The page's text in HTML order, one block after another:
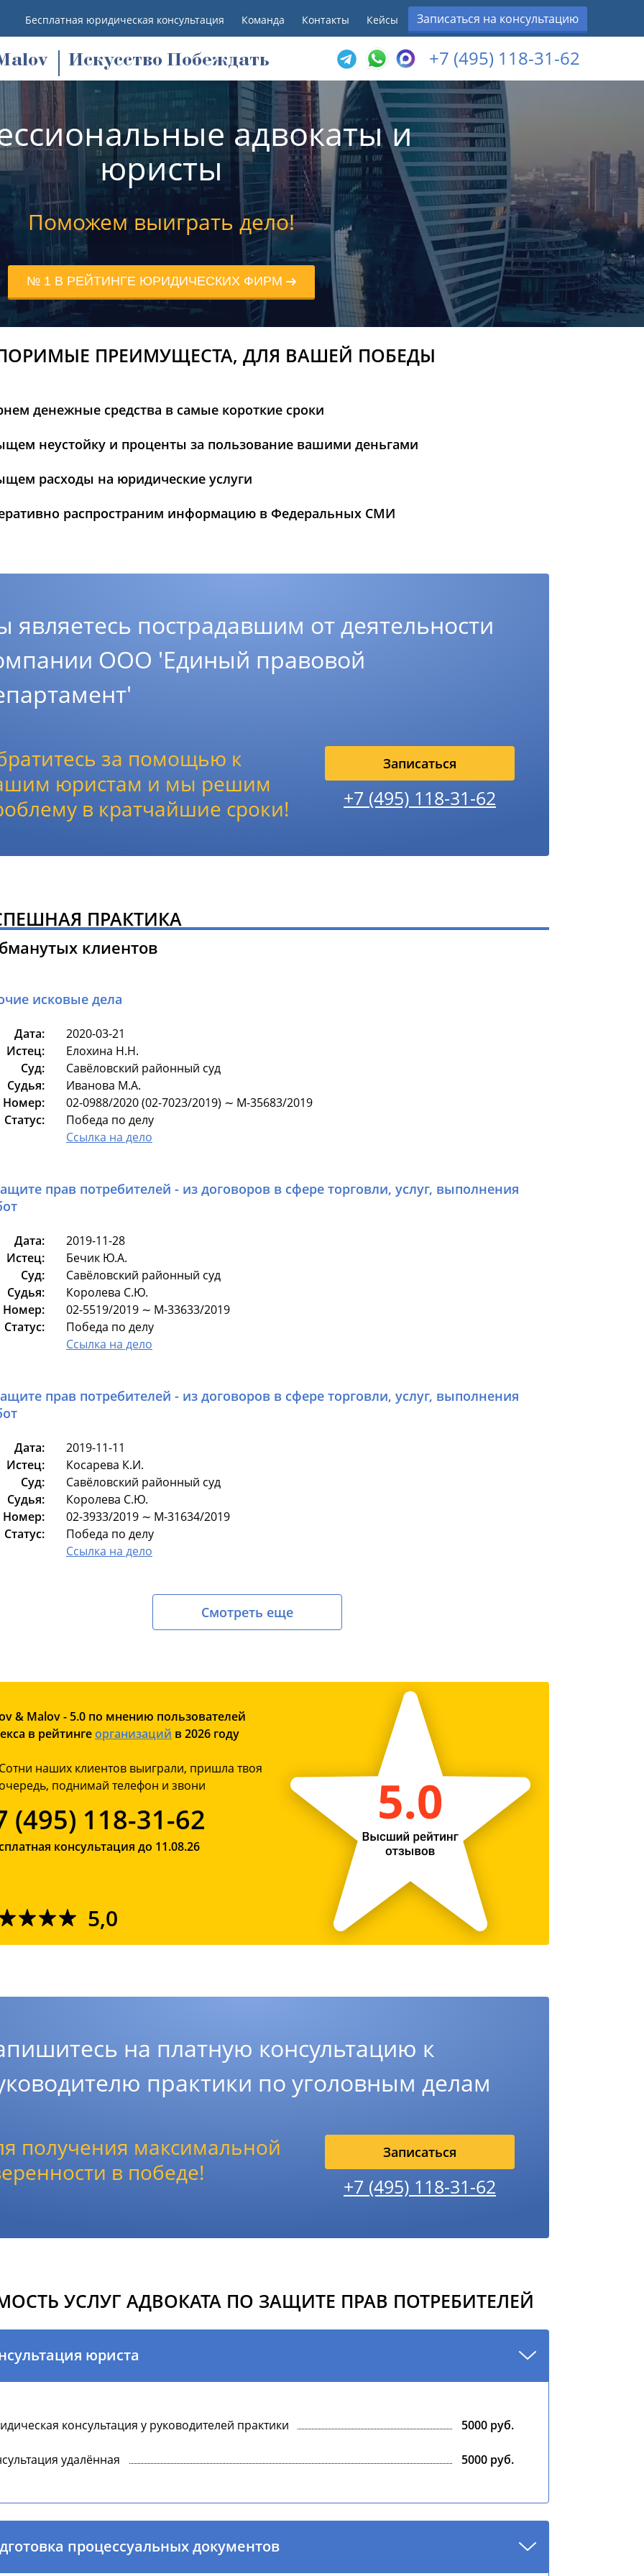
Бесплатная юридическая консультация Команда Контакты Кейсы Записаться на консультацию
alov Искусство Побеждать +7 (495) 118-31-62
адвокаты и
юристы
Поможем выиграть дело!
№ 1 В РЕЙТИНГЕ ЮРИДИЧЕСКИХ ФИРМ
ПРЕИМУЩЕСТА, ДЛЯ ВАШЕЙ ПОБЕДЫ
денежные средства в самые короткие сроки
неустойку и проценты за пользование вашими деньгами
расходы на юридические услуги
распространим информацию в Федеральных СМИ
являетесь пострадавшим от деятельности
ООО 'Единый правовой
за помощью к
юристам и мы решим
в кратчайшие сроки!
Записаться
+7 (495) 118-31-62
ПРАКТИКА
клиентов
исковые дела
Дата:
2020-03-21
Истец:
Елохина Н.Н.
Суд:
Савёловский районный суд
Судья:
Иванова М.А.
Номер:
02-0988/2020 (02-7023/2019) ∼ М-35683/2019
Статус:
Победа по делу
Ссылка на дело
прав потребителей - из договоров в сфере торговли, услуг, выполнения
Дата:
2019-11-28
Истец:
Бечик Ю.А.
Суд:
Савёловский районный суд
Судья:
Королева С.Ю.
Номер:
02-5519/2019 ∼ М-33633/2019
Статус:
Победа по делу
Ссылка на дело
прав потребителей - из договоров в сфере торговли, услуг, выполнения
Дата:
2019-11-11
Истец:
Косарева К.И.
Суд:
Савёловский районный суд
Судья:
Королева С.Ю.
Номер:
02-3933/2019 ∼ М-31634/2019
Статус:
Победа по делу
Ссылка на дело
Смотреть еще
& Malov - 5.0 по мнению пользователей
в рейтингеорганизаций в 2026 году
Сотни наших клиентов выиграли, пришла твоя
очередь, поднимай телефон и звони
(495) 118-31-62
консультация до 11.08.26
5,0
на платную консультацию к
практики по уголовным делам
получения максимальной
в победе!
Записаться
+7 (495) 118-31-62
УСЛУГ АДВОКАТА ПО ЗАЩИТЕ ПРАВ ПОТРЕБИТЕЛЕЙ
юриста
консультация у руководителей практики 5000 руб.
удалённая 5000 руб.
процессуальных документов